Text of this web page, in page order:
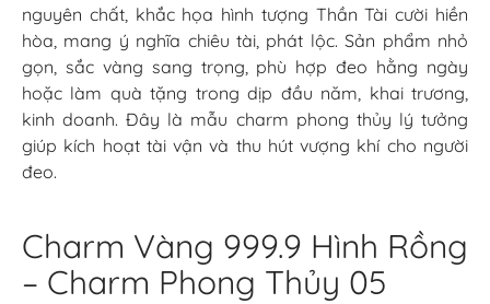
nguyên chất, khắc họa hình tượng Thần Tài cười hiền
hòa, mang ý nghĩa chiêu tài, phát lộc. Sản phẩm nhỏ
gọn, sắc vàng sang trọng, phù hợp đeo hằng ngày
hoặc làm quà tặng trong dịp đầu năm, khai trương,
kinh doanh. Đây là mẫu charm phong thủy lý tưởng
giúp kích hoạt tài vận và thu hút vượng khí cho người
đeo.
Charm Vàng 999.9 Hình Rồng
– Charm Phong Thủy 05